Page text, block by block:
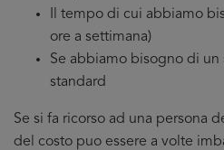
Il tempo di cui abbiamo
ore a settimana)
Se abbiamo bisogno di
standard
Se si fa ricorso ad una persona
del costo puo essere a volte